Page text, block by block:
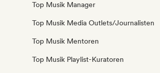
Top Musik Manager
Top Musik Media Outlets/Journalisten
Top Musik Mentoren
Top Musik Playlist-Kuratoren